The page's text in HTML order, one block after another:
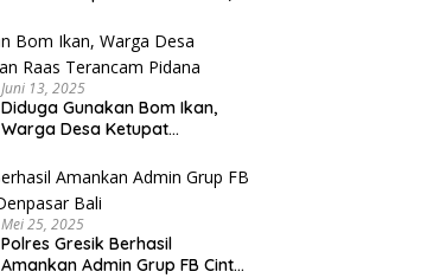
Juni 13, 2025
Diduga Gunakan Bom Ikan,
Warga Desa Ketupat
Pidana
Mei 25, 2025
Polres Gresik Berhasil
Amankan Admin Grup FB Cinta